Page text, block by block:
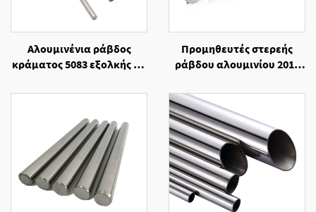
Αλουμινένια ράβδος
κράματος 5083 εξολκής με
Προμηθευτές στερεής
ράβδου αλουμινίου 2014